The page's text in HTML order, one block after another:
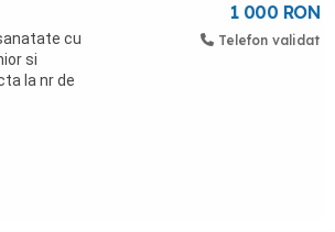
cu
si
la nr de
1 000 RON
Telefon validat